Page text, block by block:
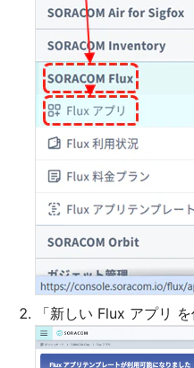
「新しい Flux アプリ